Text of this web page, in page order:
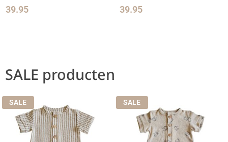
39.95 39.95
SALE producten
SALE SALE